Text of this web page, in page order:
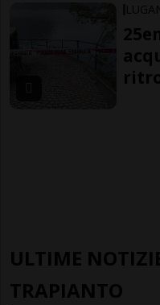
ULTIME
TRAPIANTO